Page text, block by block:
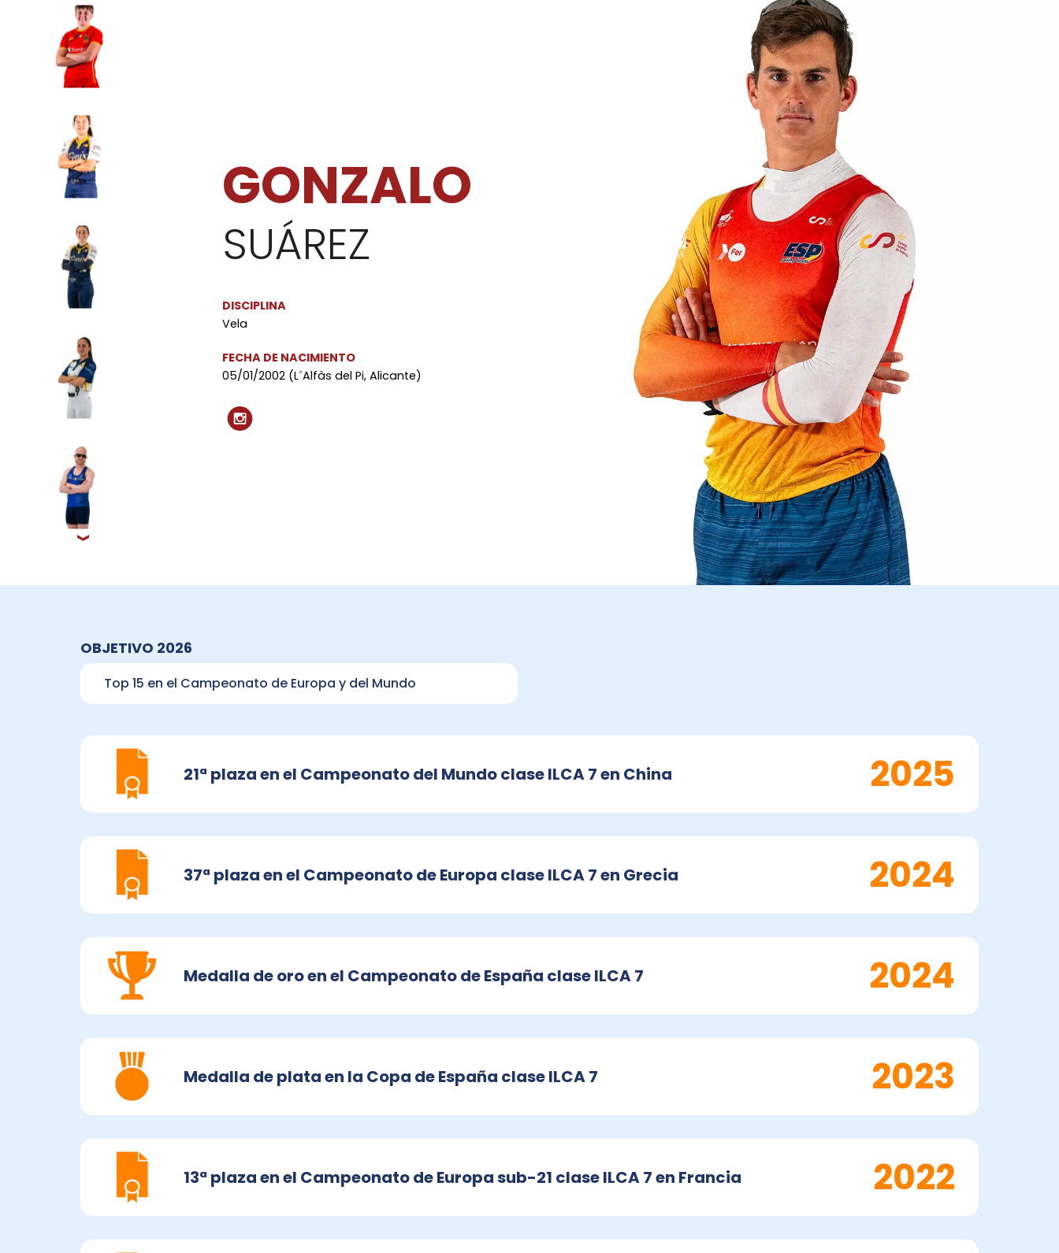
GONZALO
SUÁREZ
DISCIPLINA
Vela
FECHA DE NACIMIENTO
05/01/2002 (L´Alfàs del Pi, Alicante)
›
OBJETIVO 2026
Top 15 en el Campeonato de Europa y del Mundo
21ª plaza en el Campeonato del Mundo clase ILCA 7 en China 2025
37ª plaza en el Campeonato de Europa clase ILCA 7 en Grecia 2024
Medalla de oro en el Campeonato de España clase ILCA 7 2024
Medalla de plata en la Copa de España clase ILCA 7 2023
13ª plaza en el Campeonato de Europa sub-21 clase ILCA 7 en Francia 2022